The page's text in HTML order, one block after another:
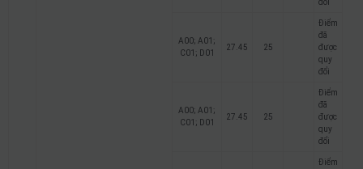
đổi
A00; A01;
C01; D01
27.45 25
Điểm
đã
được
quy
đổi
A00; A01;
C01; D01
27.45 25
Điểm
đã
được
quy
đổi
Điểm